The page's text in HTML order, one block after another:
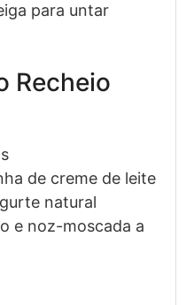
para untar
Recheio
de creme de leite
natural
e noz-moscada a